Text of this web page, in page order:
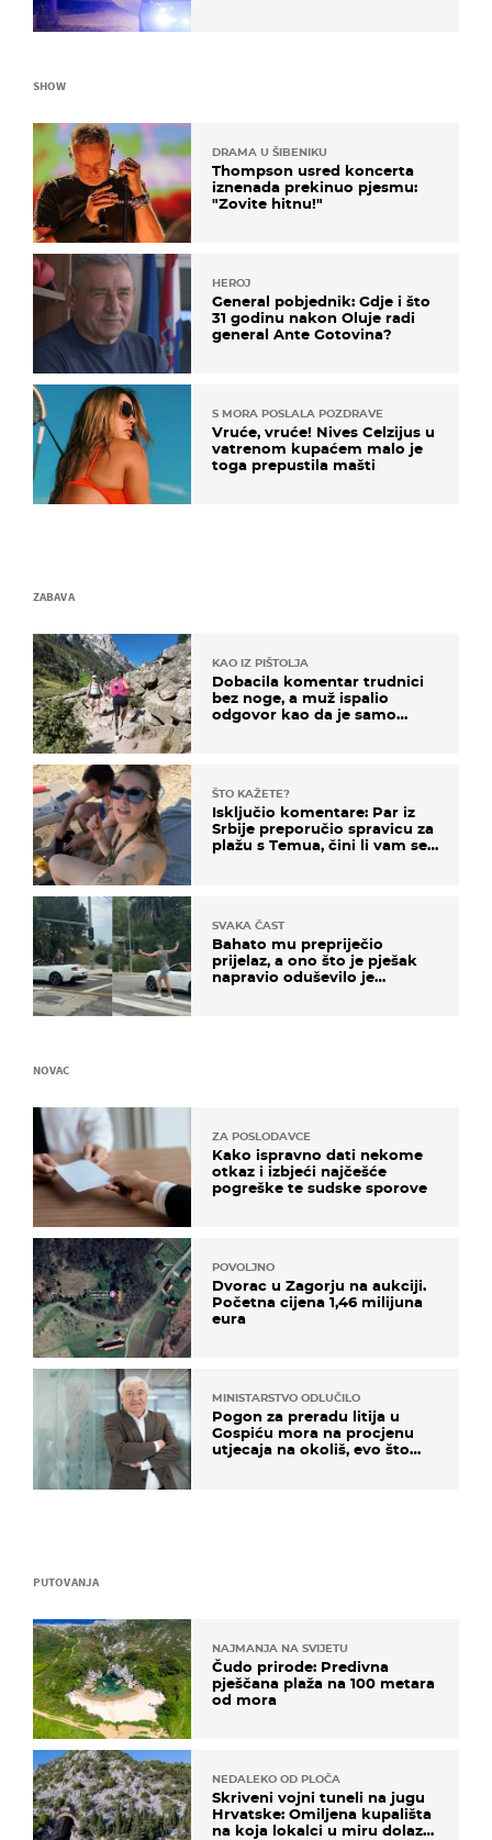
SHOW
DRAMA U ŠIBENIKU
Thompson usred koncerta
iznenada prekinuo pjesmu:
"Zovite hitnu!"
HEROJ
General pobjednik: Gdje i što
31 godinu nakon Oluje radi
general Ante Gotovina?
S MORA POSLALA POZDRAVE
Vruće, vruće! Nives Celzijus u
vatrenom kupaćem malo je
toga prepustila mašti
ZABAVA
KAO IZ PIŠTOLJA
Dobacila komentar trudnici
bez noge, a muž ispalio
odgovor kao da je samo
ŠTO KAŽETE?
Isključio komentare: Par iz
Srbije preporučio spravicu za
plažu s Temua, čini li vam se
SVAKA ČAST
Bahato mu prepriječio
prijelaz, a ono što je pješak
napravio oduševilo je
PUTOVANJA
NAJMANJA NA SVIJETU
Čudo prirode: Predivna
pješčana plaža na 100 metara
od mora
NEDALEKO OD PLOČA
Skriveni vojni tuneli na jugu
Hrvatske: Omiljena kupališta
na koja lokalci u miru dolaze
NOVAC
ZA POSLODAVCE
Kako ispravno dati nekome
otkaz i izbjeći najčešće
pogreške te sudske sporove
POVOLJNO
Dvorac u Zagorju na aukciji.
Početna cijena 1,46 milijuna
eura
MINISTARSTVO ODLUČILO
Pogon za preradu litija u
Gospiću mora na procjenu
utjecaja na okoliš, evo što